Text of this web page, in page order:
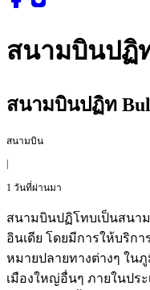
สนามบินปฏิ
สนามบินปฏิท
สนามบิน
|
1 วันที่ผ่านมา
สนามบินปฏิโทบเป็นสนา
อินเดีย โดยมีการให้บริกา
หมายปลายทางต่างๆ ใน
เมืองใหญ่อื่นๆ ภายในปร